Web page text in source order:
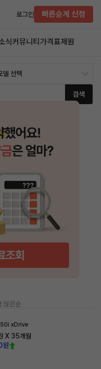
로그인 빠른승계 신청
식커뮤니티 가격표제원
검색
많은순
xDrive
X 35개월